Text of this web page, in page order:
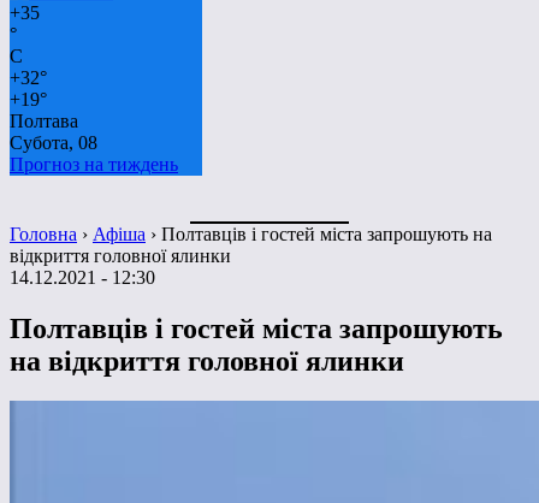
+35
°
C
+32°
+19°
Полтава
Субота, 08
Прогноз на тиждень
Головна › Афіша › Полтавців і гостей міста запрошують на
відкриття головної ялинки
14.12.2021 - 12:30
Полтавців і гостей міста запрошують
на відкриття головної ялинки